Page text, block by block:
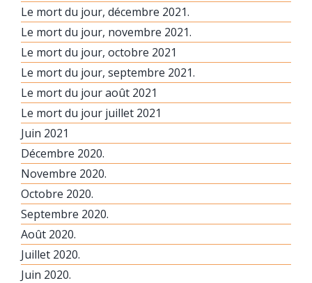
Le mort du jour, décembre 2021.
Le mort du jour, novembre 2021.
Le mort du jour, octobre 2021
Le mort du jour, septembre 2021.
Le mort du jour août 2021
Le mort du jour juillet 2021
Juin 2021
Décembre 2020.
Novembre 2020.
Octobre 2020.
Septembre 2020.
Août 2020.
Juillet 2020.
Juin 2020.